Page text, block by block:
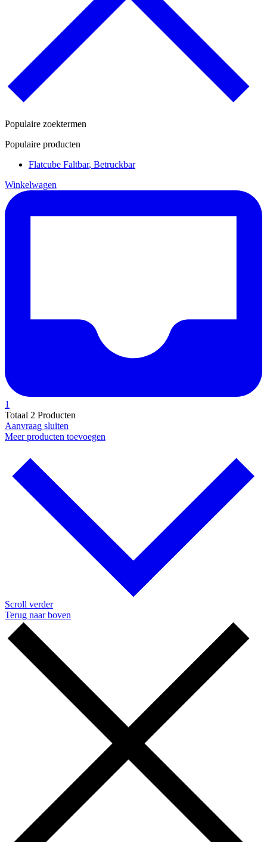
Populaire zoektermen
Populaire producten
Flatcube Faltbar, Betruckbar
Winkelwagen
1
Totaal 2 Producten
Aanvraag sluiten
Meer producten toevoegen
Scroll verder
Terug naar boven